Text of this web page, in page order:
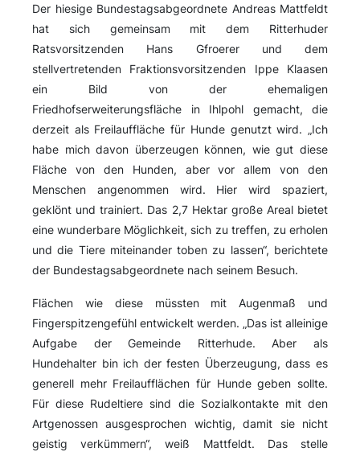
Der hiesige Bundestagsabgeordnete Andreas Mattfeldt
hat sich gemeinsam mit dem Ritterhuder
Ratsvorsitzenden Hans Gfroerer und dem
stellvertretenden Fraktionsvorsitzenden Ippe Klaasen
ein Bild von der ehemaligen
Friedhofserweiterungsfläche in Ihlpohl gemacht, die
derzeit als Freilauffläche für Hunde genutzt wird. „Ich
habe mich davon überzeugen können, wie gut diese
Fläche von den Hunden, aber vor allem von den
Menschen angenommen wird. Hier wird spaziert,
geklönt und trainiert. Das 2,7 Hektar große Areal bietet
eine wunderbare Möglichkeit, sich zu treffen, zu erholen
und die Tiere miteinander toben zu lassen“, berichtete
der Bundestagsabgeordnete nach seinem Besuch.
Flächen wie diese müssten mit Augenmaß und
Fingerspitzengefühl entwickelt werden. „Das ist alleinige
Aufgabe der Gemeinde Ritterhude. Aber als
Hundehalter bin ich der festen Überzeugung, dass es
generell mehr Freilaufflächen für Hunde geben sollte.
Für diese Rudeltiere sind die Sozialkontakte mit den
Artgenossen ausgesprochen wichtig, damit sie nicht
geistig verkümmern“, weiß Mattfeldt. Das stelle